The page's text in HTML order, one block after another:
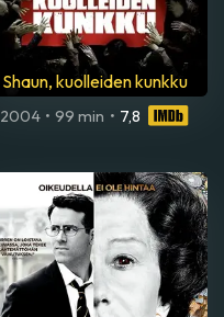
Shaun, kuolleiden kunkku
2004 • 99 min • 7,8